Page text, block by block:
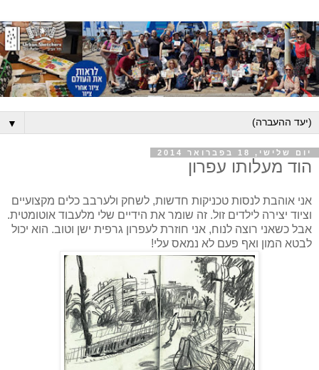
▼
יום שלישי, 18 בפברואר 2014
הוד מעלותו עפרון
אני אוהבת לנסות טכניקות חדשות, לשחק ולערבב כלים מקצועיים
וציוד יצירה לילדים זול. זה שומר את הידיים שלי מלעבוד אוטומטית.
אבל כשאני רוצה לנוח, אני חוזרת לעפרון גרפית ישן וטוב. הוא יכול
לבטא המון ואף פעם לא נמאס עלי!